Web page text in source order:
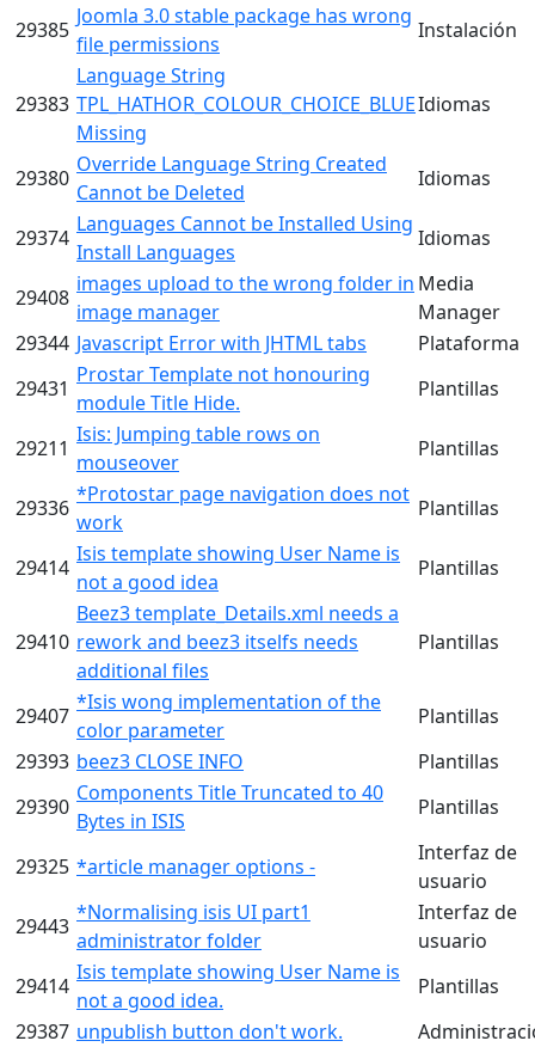
29385
Joomla 3.0 stable package has wrong
file permissions
Instalación
29383
Language String
TPL_HATHOR_COLOUR_CHOICE_BLUE
Missing
Idiomas
29380
Override Language String Created
Cannot be Deleted
Idiomas
29374
Languages Cannot be Installed Using
Install Languages
Idiomas
29408
images upload to the wrong folder in
image manager
Media
Manager
29344 Javascript Error with JHTML tabs
Plataforma
29431
Prostar Template not honouring
module Title Hide.
Plantillas
29211
Isis: Jumping table rows on
mouseover
Plantillas
29336
*Protostar page navigation does not
work
Plantillas
29414
Isis template showing User Name is
not a good idea
Plantillas
29410
Beez3 template_Details.xml needs a
rework and beez3 itselfs needs
additional files
Plantillas
29407
*Isis wong implementation of the
color parameter
Plantillas
29393 beez3 CLOSE INFO
Plantillas
29390
Components Title Truncated to 40
Bytes in ISIS
Plantillas
29325 *article manager options -
Interfaz de
usuario
29443
*Normalising isis UI part1
administrator folder
Interfaz de
usuario
29414
Isis template showing User Name is
not a good idea.
Plantillas
29387 unpublish button don't work.